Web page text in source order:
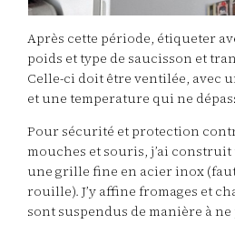
Après cette période, étiqueter
poids et type de saucisson et
Celle-ci doit être ventilée, avec
et une temperature qui ne
Pour sécurité et protection
mouches et souris, j’ai
une grille fine en acier inox
rouille). J’y affine fromages et
sont suspendus de manière à ne